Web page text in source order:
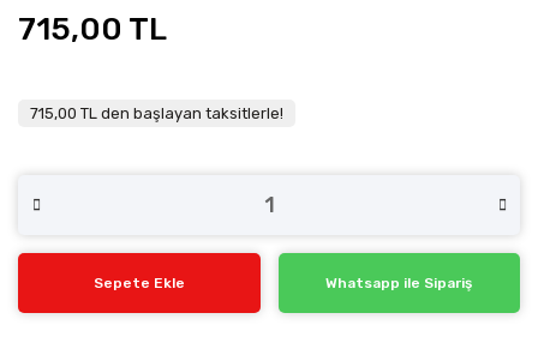
715,00 TL
715,00 TL den başlayan taksitlerle!
Sepete Ekle Whatsapp ile Sipariş